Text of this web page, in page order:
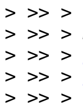
>
>
> >> >
> >> >
> >> >